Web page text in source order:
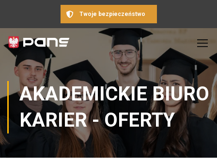
Twoje bezpieczeństwo
AKADEMICKIE BIURO
KARIER - OFERTY